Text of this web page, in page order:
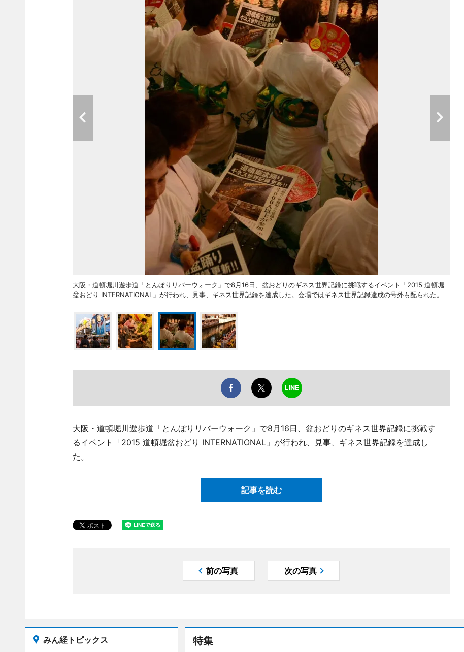
大阪・道頓堀川遊歩道「とんぼりリバーウォーク」で8月16日、盆おどりのギネス世界記録に挑戦するイベント「2015 道頓堀
盆おどり INTERNATIONAL」が行われ、見事、ギネス世界記録を達成した。会場ではギネス世界記録達成の号外も配られた。
大阪・道頓堀川遊歩道「とんぼりリバーウォーク」で8月16日、盆おどりのギネス世界記録に挑戦す
るイベント「2015 道頓堀盆おどり INTERNATIONAL」が行われ、見事、ギネス世界記録を達成し
た。
記事を読む
前の写真 次の写真
特集
みん経トピックス